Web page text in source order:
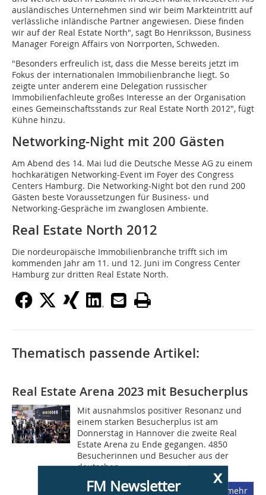
ausländisches Unternehmen sind wir beim Markteintritt auf
verlässliche inländische Partner angewiesen. Diese finden
wir auf der Real Estate North", sagt Bo Henriksson, Business
Manager Foreign Affairs von Norrporten, Schweden.
"Besonders erfreulich ist, dass die Messe bereits jetzt im
Fokus der internationalen Immobilienbranche liegt. So
zeigte unter anderem eine Delegation russischer
Immobilienfachleute großes Interesse an der Organisation
eines Gemeinschaftsstands zur Real Estate North 2012", fügt
Kühne hinzu.
Networking-Night mit 200 Gästen
Am Abend des 14. Mai lud die Deutsche Messe AG zu einem
hochkarätigen Networking-Event im Foyer des Congress
Centers Hamburg. Die Networking-Night bot den rund 200
Gästen beste Voraussetzungen für Business- und
Networking-Gespräche im zwanglosen Ambiente.
Real Estate North 2012
Die nordeuropäische Immobilienbranche trifft sich im
kommenden Jahr am 11. und 12. Juni im Congress Center
Hamburg zur dritten Real Estate North.
x
FM Newsletter
Thematisch passende Artikel:
Real Estate Arena 2023 mit Besucherplus
Mit ausnahmslos positiver Resonanz und
einem starken Besucherplus ist am
Donnerstag in Hannover die zweite Real
Estate Arena zu Ende gegangen. 4850
Besucherinnen und Besucher aus der
deutschen...
mehr